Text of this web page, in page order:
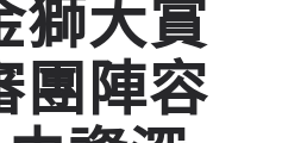
獅大賞
團陣容